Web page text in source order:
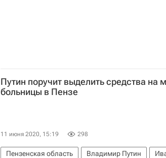
Путин поручит выделить средства на
больницы в Пензе
11 июня 2020, 15:19 298
Пензенская область Владимир Путин